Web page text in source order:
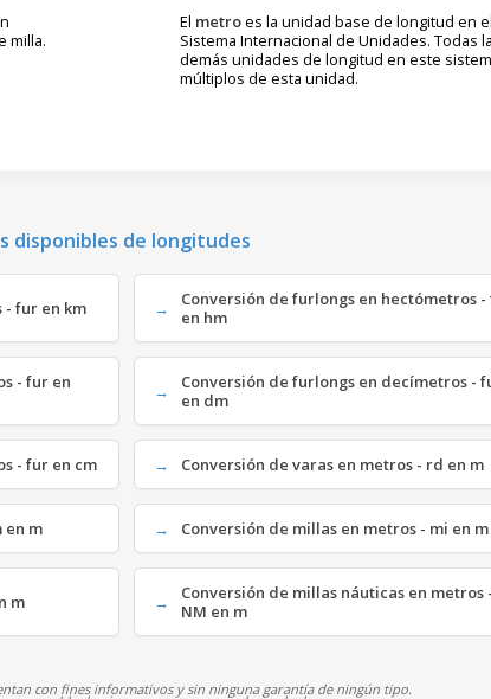
milla.
El metroes la unidad base de longitud en el
Sistema Internacional de Unidades. Todas
demás unidades de longitud en este
múltiplos de esta unidad.
disponibles de longitudes
fur en km
Conversión de furlongs en hectómetros
en hm
- fur en
Conversión de furlongs en decímetros -
en dm
- fur en cm Conversión de varas en metros - rd en m
en m Conversión de millas en metros - mi en m
m
Conversión de millas náuticas en metros -
NM en m
con fines informativos y sin ninguna garantía de ningún tipo.